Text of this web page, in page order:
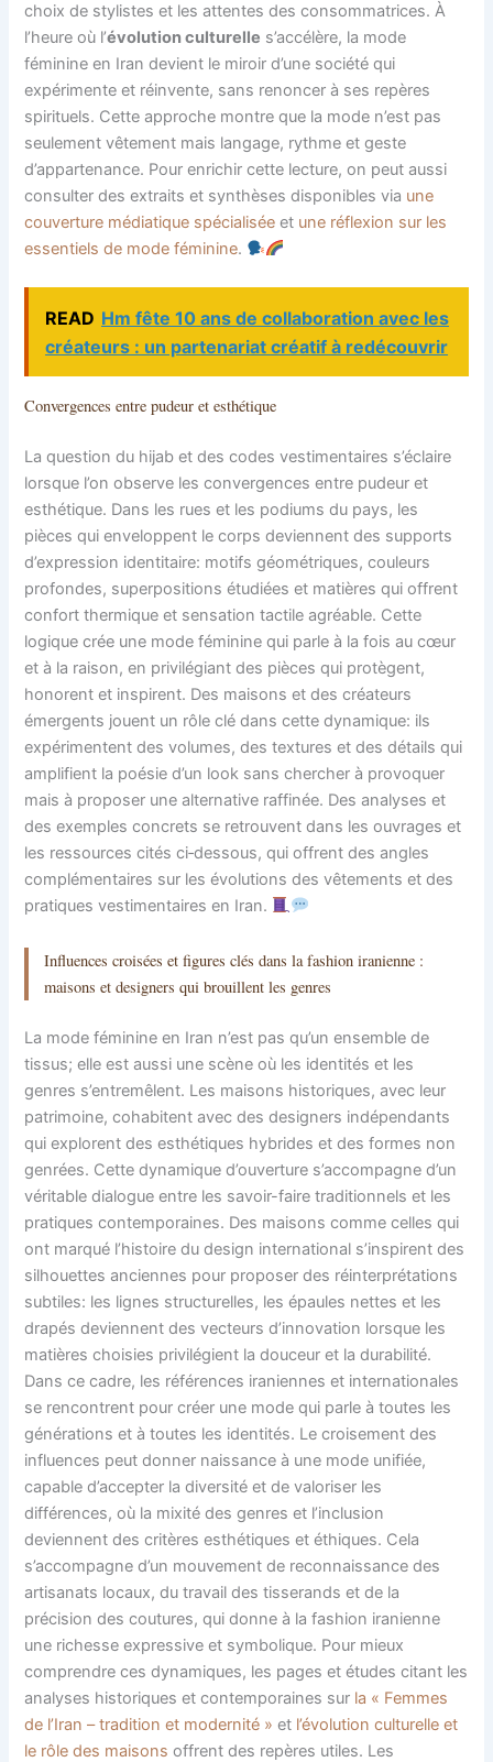
choix de stylistes et les attentes des consommatrices. À
l’heure où l’évolution culturelle s’accélère, la mode
féminine en Iran devient le miroir d’une société qui
expérimente et réinvente, sans renoncer à ses repères
spirituels. Cette approche montre que la mode n’est pas
seulement vêtement mais langage, rythme et geste
d’appartenance. Pour enrichir cette lecture, on peut aussi
consulter des extraits et synthèses disponibles via une
couverture médiatique spécialisée et une réflexion sur les
essentiels de mode féminine.
READ Hm fête 10 ans de collaboration avec les
créateurs : un partenariat créatif à redécouvrir
Convergences entre pudeur et esthétique
La question du hijab et des codes vestimentaires s’éclaire
lorsque l’on observe les convergences entre pudeur et
esthétique. Dans les rues et les podiums du pays, les
pièces qui enveloppent le corps deviennent des supports
d’expression identitaire: motifs géométriques, couleurs
profondes, superpositions étudiées et matières qui offrent
confort thermique et sensation tactile agréable. Cette
logique crée une mode féminine qui parle à la fois au cœur
et à la raison, en privilégiant des pièces qui protègent,
honorent et inspirent. Des maisons et des créateurs
émergents jouent un rôle clé dans cette dynamique: ils
expérimentent des volumes, des textures et des détails qui
amplifient la poésie d’un look sans chercher à provoquer
mais à proposer une alternative raffinée. Des analyses et
des exemples concrets se retrouvent dans les ouvrages et
les ressources cités ci‑dessous, qui offrent des angles
complémentaires sur les évolutions des vêtements et des
pratiques vestimentaires en Iran.
Influences croisées et figures clés dans la fashion iranienne :
maisons et designers qui brouillent les genres
La mode féminine en Iran n’est pas qu’un ensemble de
tissus; elle est aussi une scène où les identités et les
genres s’entremêlent. Les maisons historiques, avec leur
patrimoine, cohabitent avec des designers indépendants
qui explorent des esthétiques hybrides et des formes non
genrées. Cette dynamique d’ouverture s’accompagne d’un
véritable dialogue entre les savoir-faire traditionnels et les
pratiques contemporaines. Des maisons comme celles qui
ont marqué l’histoire du design international s’inspirent des
silhouettes anciennes pour proposer des réinterprétations
subtiles: les lignes structurelles, les épaules nettes et les
drapés deviennent des vecteurs d’innovation lorsque les
matières choisies privilégient la douceur et la durabilité.
Dans ce cadre, les références iraniennes et internationales
se rencontrent pour créer une mode qui parle à toutes les
générations et à toutes les identités. Le croisement des
influences peut donner naissance à une mode unifiée,
capable d’accepter la diversité et de valoriser les
différences, où la mixité des genres et l’inclusion
deviennent des critères esthétiques et éthiques. Cela
s’accompagne d’un mouvement de reconnaissance des
artisanats locaux, du travail des tisserands et de la
précision des coutures, qui donne à la fashion iranienne
une richesse expressive et symbolique. Pour mieux
comprendre ces dynamiques, les pages et études citant les
analyses historiques et contemporaines sur la « Femmes
de l’Iran – tradition et modernité » et l’évolution culturelle et
le rôle des maisons offrent des repères utiles. Les